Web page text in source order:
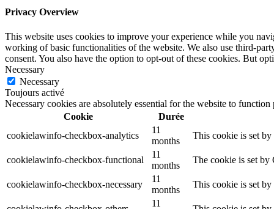
Privacy Overview
This website uses cookies to improve your experience while you
working of basic functionalities of the website. We also use third-
consent. You also have the option to opt-out of these cookies. But
Necessary
Necessary
Toujours activé
Necessary cookies are absolutely essential for the website to
Cookie
Durée
cookielawinfo-checkbox-analytics
11
months
This cookie is set
cookielawinfo-checkbox-functional
11
months
The cookie is set by
cookielawinfo-checkbox-necessary
11
months
This cookie is set
11